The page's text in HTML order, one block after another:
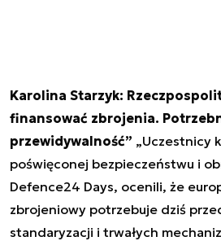
Karolina Starzyk:
finansować zbrojenia.
przewidywalność” „Uczestnicy
poświęconej bezpieczeństwu i
Defence24 Days, ocenili, że
zbrojeniowy potrzebuje dziś
standaryzacji i trwałych